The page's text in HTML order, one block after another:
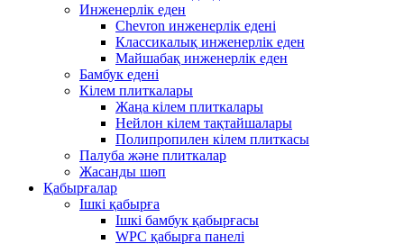
Инженерлік еден
Chevron инженерлік едені
Классикалық инженерлік еден
Майшабақ инженерлік еден
Бамбук едені
Кілем плиткалары
Жаңа кілем плиткалары
Нейлон кілем тақтайшалары
Полипропилен кілем плиткасы
Палуба және плиткалар
Жасанды шөп
Қабырғалар
Ішкі қабырға
Ішкі бамбук қабырғасы
WPC қабырға панелі